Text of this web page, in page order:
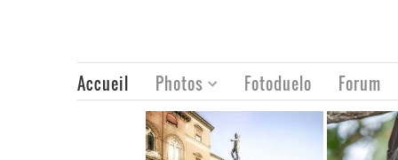
Accueil Photos Fotoduelo Forum